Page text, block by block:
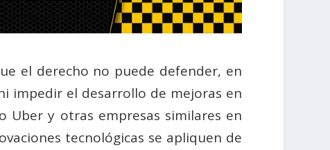
el derecho no puede defender, en
impedir el desarrollo de mejoras en
Uber y otras empresas similares en
tecnológicas se apliquen de